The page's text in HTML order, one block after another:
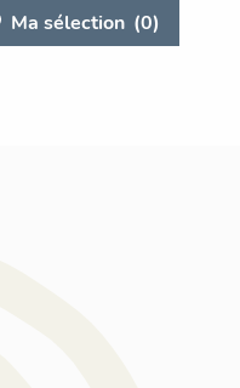
Ma sélection (0)